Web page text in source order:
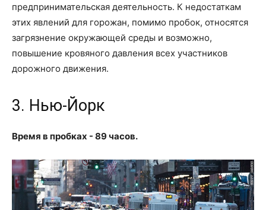
предпринимательская деятельность. К недостаткам
этих явлений для горожан, помимо пробок, относятся
загрязнение окружающей среды и возможно,
повышение кровяного давления всех участников
дорожного движения.
3. Нью-Йорк
Время в пробках - 89 часов.